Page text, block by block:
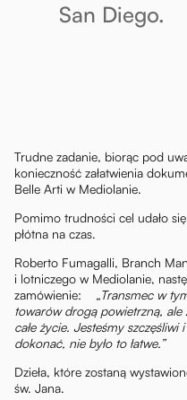
San Diego.
Trudne zadanie, biorąc pod
konieczność załatwienia
Belle Arti w Mediolanie.
Pomimo trudności cel udało
płótna na czas.
Roberto Fumagalli, Branch
i lotniczego w Mediolanie,
zamówienie: „Transmec w
towarów drogą powietrzną, ale
całe życie. Jesteśmy
dokonać, nie było to łatwe.”
Dzieła, które zostaną
św. Jana.